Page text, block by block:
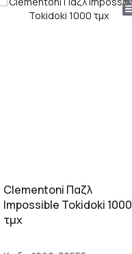
Clementoni Παζλ
Impossible Tokidoki 1000
τμχ